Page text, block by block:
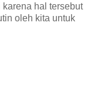
hal tersebut
oleh kita untuk